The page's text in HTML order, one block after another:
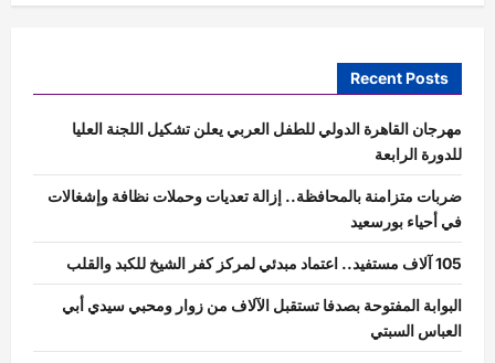
Recent Posts
مهرجان القاهرة الدولي للطفل العربي يعلن تشكيل اللجنة العليا
للدورة الرابعة
ضربات متزامنة بالمحافظة.. إزالة تعديات وحملات نظافة وإشغالات
في أحياء بورسعيد
105 آلاف مستفيد.. اعتماد مبدئي لمركز كفر الشيخ للكبد والقلب
البوابة المفتوحة بصدفا تستقبل الآلاف من زوار ومحبي سيدي أبي
العباس السبتي